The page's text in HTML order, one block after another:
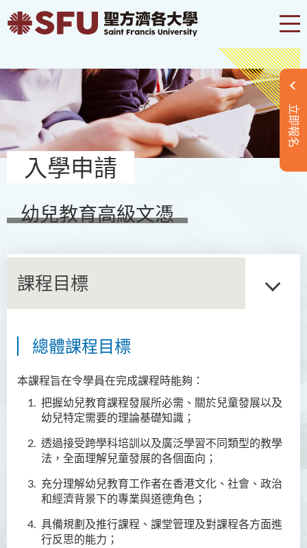
立即報名
入學申請
幼兒教育高級文憑
課程目標
總體課程目標
本課程旨在令學員在完成課程時能夠：
把握幼兒教育課程發展所必需、關於兒童發展以及
幼兒特定需要的理論基礎知識；
透過接受跨學科培訓以及廣泛學習不同類型的教學
法，全面理解兒童發展的各個面向；
充分理解幼兒教育工作者在香港文化、社會、政治
和經濟背景下的專業與道德角色；
具備規劃及推行課程、課堂管理及對課程各方面進
行反思的能力；
人工智能及資訊通訊科技高
級文憑 (全日制/兼讀制)
犯罪及安保科學高級文憑
幼兒教育高級文憑
簡介
課程目標
課程學習成果